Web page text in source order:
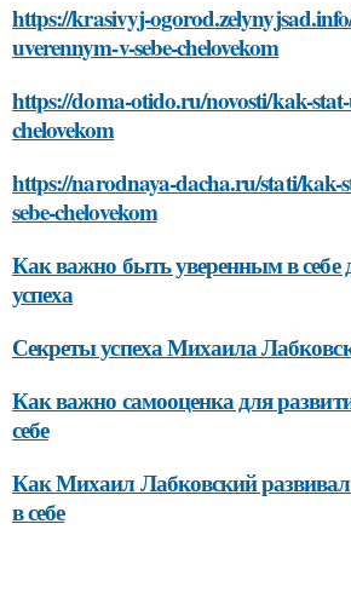
https://krasivyj-
uverennym-v-sebe-chelovekom
https://doma-otido.ru/novosti/kak-
chelovekom
https://narodnaya-dacha.ru/stati/kak-
sebe-chelovekom
Как важно быть уверенным в себе
успеха
Секреты успеха Михаила
Как важно самооценка для
себе
Как Михаил Лабковский развивал
в себе